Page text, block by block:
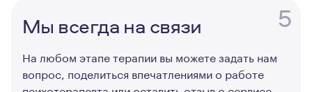
5
Мы всегда на связи
На любом этапе терапии вы можете задать нам
вопрос, поделиться впечатлениями о работе